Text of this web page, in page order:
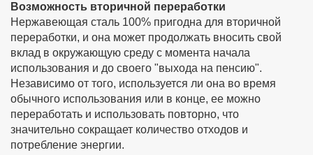
Возможность вторичной переработки
Нержавеющая сталь 100% пригодна для вторичной
переработки, и она может продолжать вносить свой
вклад в окружающую среду с момента начала
использования и до своего "выхода на пенсию".
Независимо от того, используется ли она во время
обычного использования или в конце, ее можно
переработать и использовать повторно, что
значительно сокращает количество отходов и
потребление энергии.